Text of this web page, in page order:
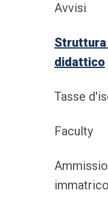
Avvisi
Struttura
didattico
Tasse
Faculty